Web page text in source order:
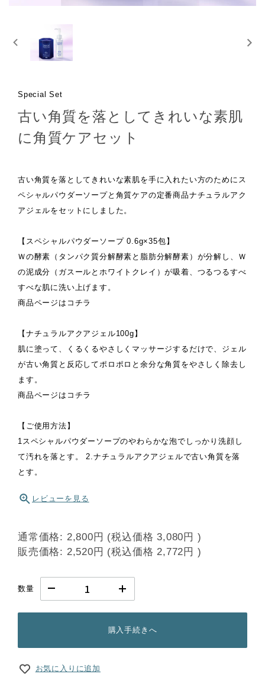
Special Set
古い角質を落としてきれいな素肌
に角質ケアセット
古い角質を落としてきれいな素肌を手に入れたい方のためにス
ペシャルパウダーソープと角質ケアの定番商品ナチュラルアク
アジェルをセットにしました。
【スペシャルパウダーソープ 0.6g×35包】
Ｗの酵素（タンパク質分解酵素と脂肪分解酵素）が分解し、Ｗ
の泥成分（ガスールとホワイトクレイ）が吸着、つるつるすべ
すべな肌に洗い上げます。
商品ページは コチラ
【ナチュラルアクアジェル100g】
肌に塗って、くるくるやさしくマッサージするだけで、ジェル
が古い角質と反応してポロポロと余分な角質をやさしく除去し
ます。
商品ページは コチラ
【ご使用方法】
1スペシャルパウダーソープのやわらかな泡でしっかり洗顔し
て汚れを落とす。 2.ナチュラルアクアジェルで古い角質を落
とす。
レビューを見る
通常価格: 2,800円 (税込価格3,080円 )
販売価格: 2,520円 (税込価格2,772円 )
数量
購入手続きへ
お気に入りに追加